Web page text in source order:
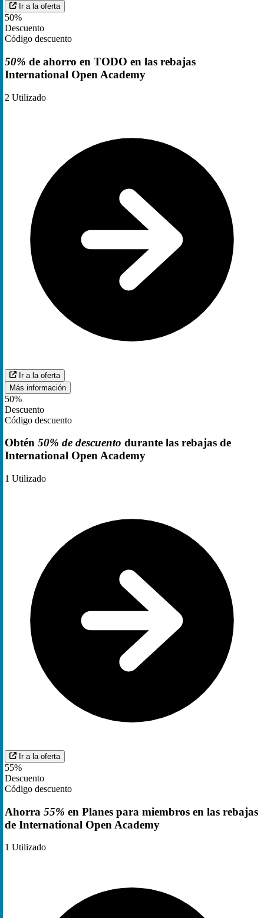
Ir a la oferta
50%
Descuento
Código descuento
50% de ahorro en TODO en las rebajas
International Open Academy
2 Utilizado
Ir a la oferta
Más información
50%
Descuento
Código descuento
Obtén 50% de descuento durante las rebajas de
International Open Academy
1 Utilizado
Ir a la oferta
55%
Descuento
Código descuento
Ahorra 55% en Planes para miembros en las rebajas
de International Open Academy
1 Utilizado